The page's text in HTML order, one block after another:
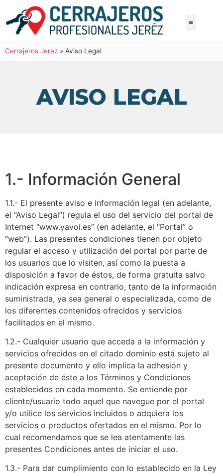
Cerrajeros Jerez » Aviso Legal
AVISO LEGAL
1.- Información General
1.1.- El presente aviso e información legal (en adelante,
el “Aviso Legal”) regula el uso del servicio del portal de
Internet “www.yavoi.es” (en adelante, el “Portal” o
“web”). Las presentes condiciones tienen por objeto
regular el acceso y utilización del portal por parte de
los usuarios que lo visiten, así como la puesta a
disposición a favor de éstos, de forma gratuita salvo
indicación expresa en contrario, tanto de la información
suministrada, ya sea general o especializada, como de
los diferentes contenidos ofrecidos y servicios
facilitados en el mismo.
1.2.- Cualquier usuario que acceda a la información y
servicios ofrecidos en el citado dominio está sujeto al
presente documento y ello implica la adhesión y
aceptación de éste a los Términos y Condiciones
establecidos en cada momento. Se entiende por
cliente/usuario todo aquel que navegue por el portal
y/o utilice los servicios incluidos o adquiera los
servicios o productos ofertados en el mismo. Por lo
cual recomendamos que se lea atentamente las
presentes Condiciones antes de iniciar el uso.
1.3.- Para dar cumplimiento con lo establecido en la Ley